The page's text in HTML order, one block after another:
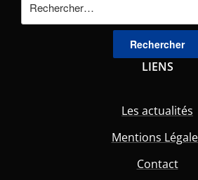
LIENS
Les actualités
Mentions
Contact